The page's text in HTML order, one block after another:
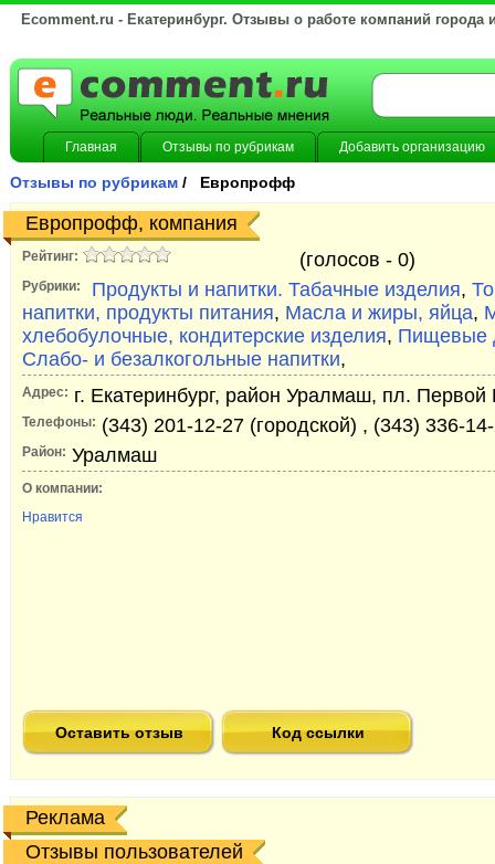
Ecomment.ru - Екатеринбург. Отзывы о работе компаний города
Главная Отзывы по рубрикам Добавить организацию
Отзывы по рубрикам / Европрофф
Европрофф, компания
Рейтинг: (голосов - 0)
Рубрики: Продукты и напитки. Табачные изделия,
напитки, продукты питания, Масла и жиры, яйца,
хлебобулочные, кондитерские изделия, Пищевые
Слабо- и безалкогольные напитки,
Адрес: г. Екатеринбург, район Уралмаш, пл. Первой
Телефоны: (343) 201-12-27 (городской) , (343) 336-
Район: Уралмаш
О компании:
Нравится
Оставить отзыв Код ссылки
Реклама
Отзывы пользователей